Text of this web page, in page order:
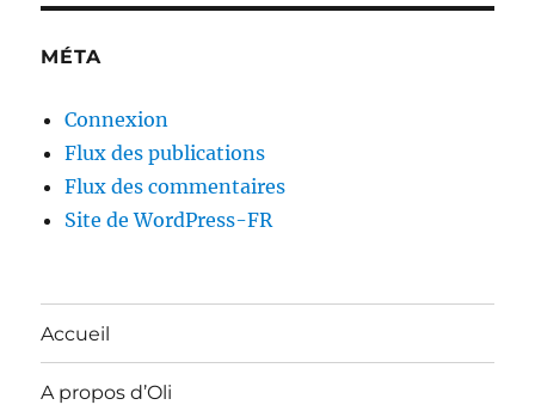
MÉTA
Connexion
Flux des publications
Flux des commentaires
Site de WordPress-FR
Accueil
A propos d’Oli